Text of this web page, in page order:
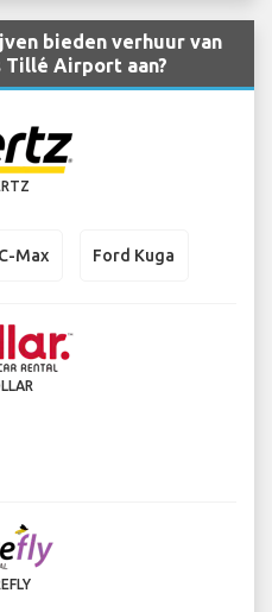
bieden verhuur van
Tillé Airport aan?
Max Ford Kuga